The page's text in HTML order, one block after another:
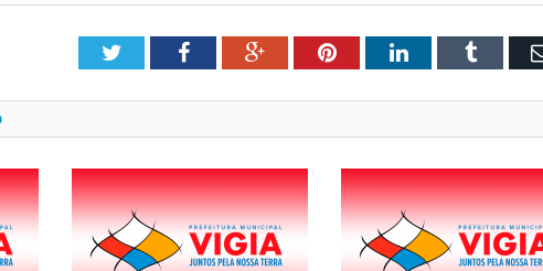
TwitterFacebookGoogle+PinterestLinkedInTumblr